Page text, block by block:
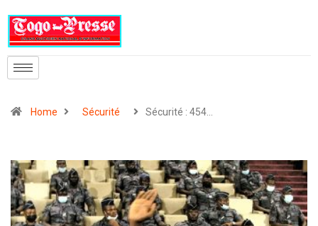
Home Sécurité Sécurité : 454…